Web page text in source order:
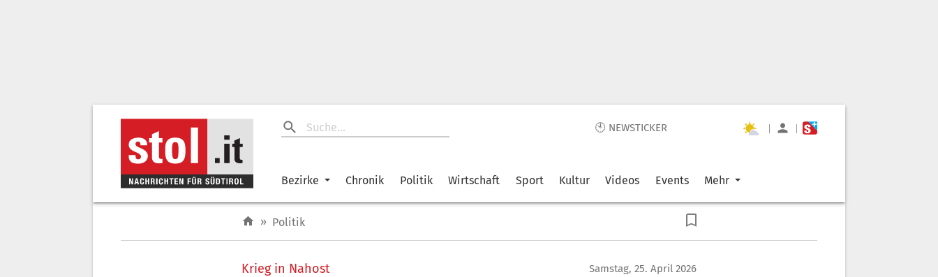
🕙 NEWSTICKER | |
Bezirke Chronik Politik Wirtschaft Sport Kultur Videos Events Mehr
» Politik
Krieg in Nahost Samstag, 25. April 2026